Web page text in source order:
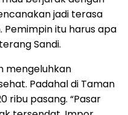
jadi terasa
itu harus apa
Sandi.
mengeluhkan
Padahal di Taman
ribu pasang. “Pasar